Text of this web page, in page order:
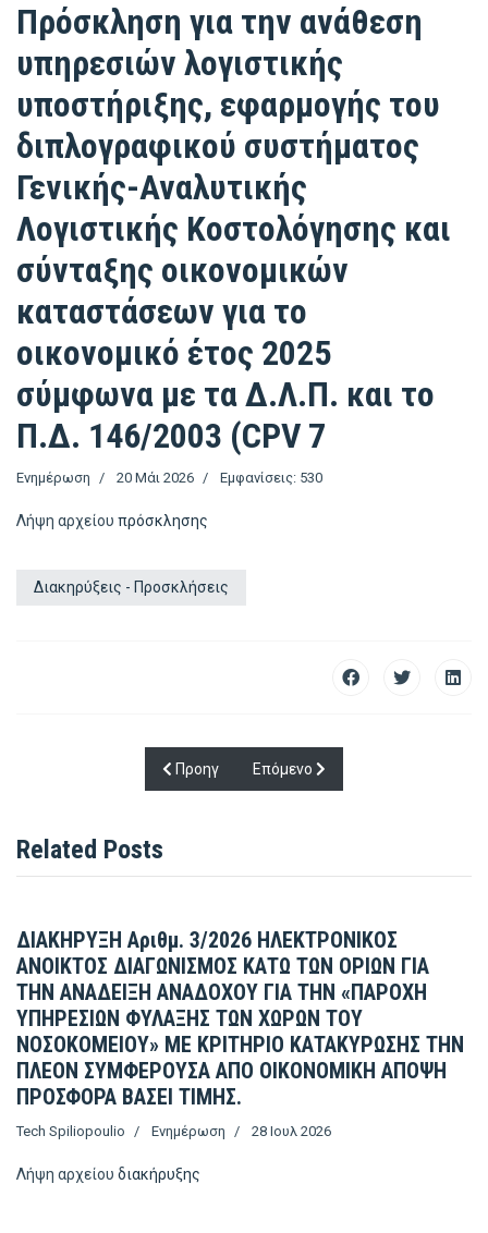
Πρόσκληση για την ανάθεση
υπηρεσιών λογιστικής
υποστήριξης, εφαρμογής του
διπλογραφικού συστήματος
Γενικής-Αναλυτικής
Λογιστικής Κοστολόγησης και
σύνταξης οικονομικών
καταστάσεων για το
οικονομικό έτος 2025
σύμφωνα με τα Δ.Λ.Π. και το
Π.Δ. 146/2003 (CPV 7
Ενημέρωση 20 Μάι 2026 Εμφανίσεις: 530
Λήψη αρχείου πρόσκλησης
Διακηρύξεις - Προσκλήσεις
Προηγούμενο άρθρο: Προκήρυξη θέσεων
Προηγ Επόμενο άρθρο: Πρόσκληση για
Επόμενο
Related Posts
ΔΙΑΚΗΡΥΞΗ Αριθμ. 3/2026 ΗΛΕΚΤΡΟΝΙΚΟΣ
ΑΝΟΙΚΤΟΣ ΔΙΑΓΩΝΙΣΜΟΣ ΚΑΤΩ ΤΩΝ ΟΡΙΩΝ ΓΙΑ
ΤΗΝ ΑΝΑΔΕΙΞΗ ΑΝΑΔΟΧΟΥ ΓΙΑ ΤΗΝ «ΠΑΡΟΧΗ
ΥΠΗΡΕΣΙΩΝ ΦΥΛΑΞΗΣ ΤΩΝ ΧΩΡΩΝ ΤΟΥ
ΝΟΣΟΚΟΜΕΙΟΥ» ΜΕ ΚΡΙΤΗΡΙΟ ΚΑΤΑΚΥΡΩΣΗΣ ΤΗΝ
ΠΛΕΟΝ ΣΥΜΦΕΡΟΥΣΑ ΑΠΟ ΟΙΚΟΝΟΜΙΚΗ ΑΠΟΨΗ
ΠΡΟΣΦΟΡΑ ΒΑΣΕΙ ΤΙΜΗΣ.
Tech Spiliopoulio Ενημέρωση 28 Ιουλ 2026
Λήψη αρχείου διακήρυξης